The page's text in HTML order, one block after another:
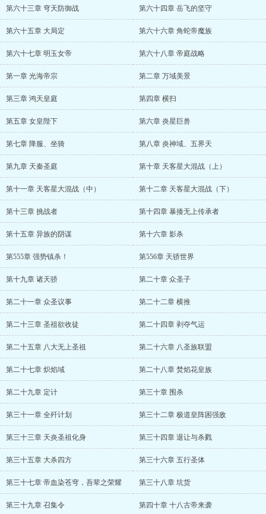
第六十三章 穹天防御战 第六十四章 岳飞的坚守
第六十五章 大局定 第六十六章 角蛇帝魔族
第六十七章 明玉女帝 第六十八章 帝庭战略
第一章 光海帝宗 第二章 万域美景
第三章 鸿天皇庭 第四章 横扫
第五章 女皇陛下 第六章 炎星巨兽
第七章 降服、坐骑 第八章 炎神域、五界天
第九章 天秦圣庭 第十章 天客星大混战（上）
第十一章 天客星大混战（中） 第十二章 天客星大混战（下）
第十三章 挑战者 第十四章 暴揍无上传承者
第十五章 异族的阴谋 第十六章 影杀
第555章 强势镇杀！ 第556章 天骄世界
第十九章 诸天骄 第二十章 众圣子
第二十一章 众圣议事 第二十二章 横推
第二十三章 圣祖欲收徒 第二十四章 剥夺气运
第二十五章 八大无上圣祖 第二十六章 八圣族联盟
第二十七章 炽焰域 第二十八章 焚焰花皇族
第二十九章 定计 第三十章 围杀
第三十一章 全歼计划 第三十二章 极道皇阵困强敌
第三十三章 天炎圣祖化身 第三十四章 退让与杀戮
第三十五章 大杀四方 第三十六章 五行圣体
第三十七章 帝血染苍穹，吾辈之荣耀 第三十八章 坑货
第三十九章 召集令 第四十章 十八古帝来袭